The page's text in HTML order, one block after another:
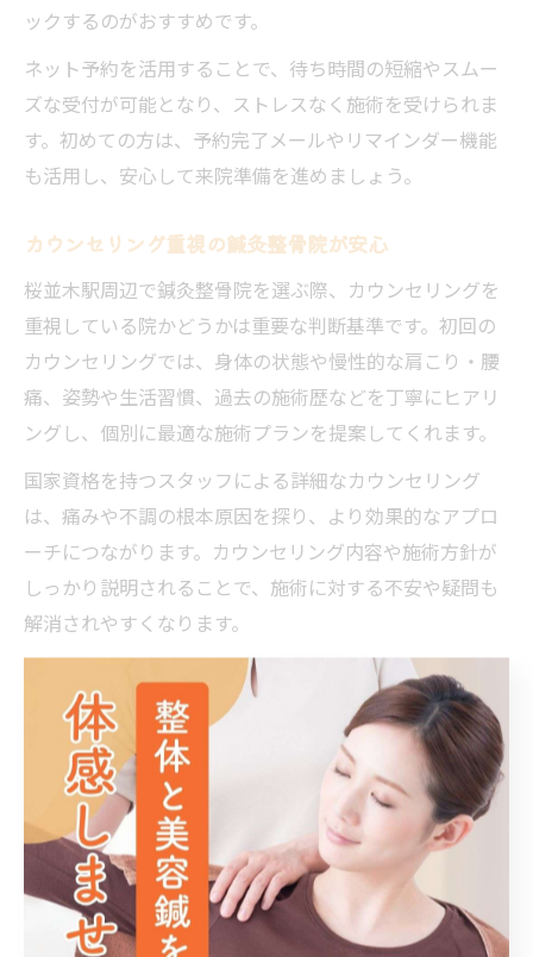
ックするのがおすすめです。
ネット予約を活用することで、待ち時間の短縮やスムー
ズな受付が可能となり、ストレスなく施術を受けられま
す。初めての方は、予約完了メールやリマインダー機能
も活用し、安心して来院準備を進めましょう。
カウンセリング重視の鍼灸整骨院が安心
桜並木駅周辺で鍼灸整骨院を選ぶ際、カウンセリングを
重視している院かどうかは重要な判断基準です。初回の
カウンセリングでは、身体の状態や慢性的な肩こり・腰
痛、姿勢や生活習慣、過去の施術歴などを丁寧にヒアリ
ングし、個別に最適な施術プランを提案してくれます。
国家資格を持つスタッフによる詳細なカウンセリング
は、痛みや不調の根本原因を探り、より効果的なアプロ
ーチにつながります。カウンセリング内容や施術方針が
しっかり説明されることで、施術に対する不安や疑問も
解消されやすくなります。
施術後のアフターケアや再発防止のためのアドバイスも
受けられる院であれば、長期的な健康維持や不調改善に
も役立ちます。カウンセリング重視の院を選ぶことで、
安心して通院を続けられる環境が整います。
予約前の疑問も相談できる鍼灸整骨院活用術
初めて鍼灸整骨院を予約する際は、「どんな施術が自分
に合うのか」「費用はどのくらいかかるのか」「整体と